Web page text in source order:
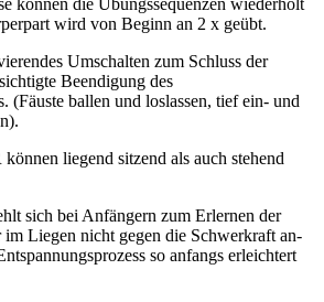
können die Übungssequenzen wiederholt
wird von Beginn an 2 x geübt.
Umschalten zum Schluss der
Beendigung des
(Fäuste ballen und loslassen, tief ein- und
liegend sitzend als auch stehend
sich bei Anfängern zum Erlernen der
Liegen nicht gegen die Schwerkraft an-
so anfangs erleichtert